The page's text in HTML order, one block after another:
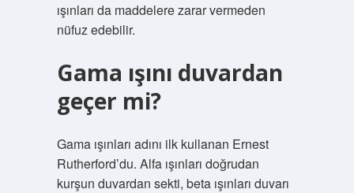
ışınları da maddelere zarar vermeden
nüfuz edebilir.
Gama ışını duvardan
geçer mi?
Gama ışınları adını ilk kullanan Ernest
Rutherford’du. Alfa ışınları doğrudan
kurşun duvardan sekti, beta ışınları duvarı